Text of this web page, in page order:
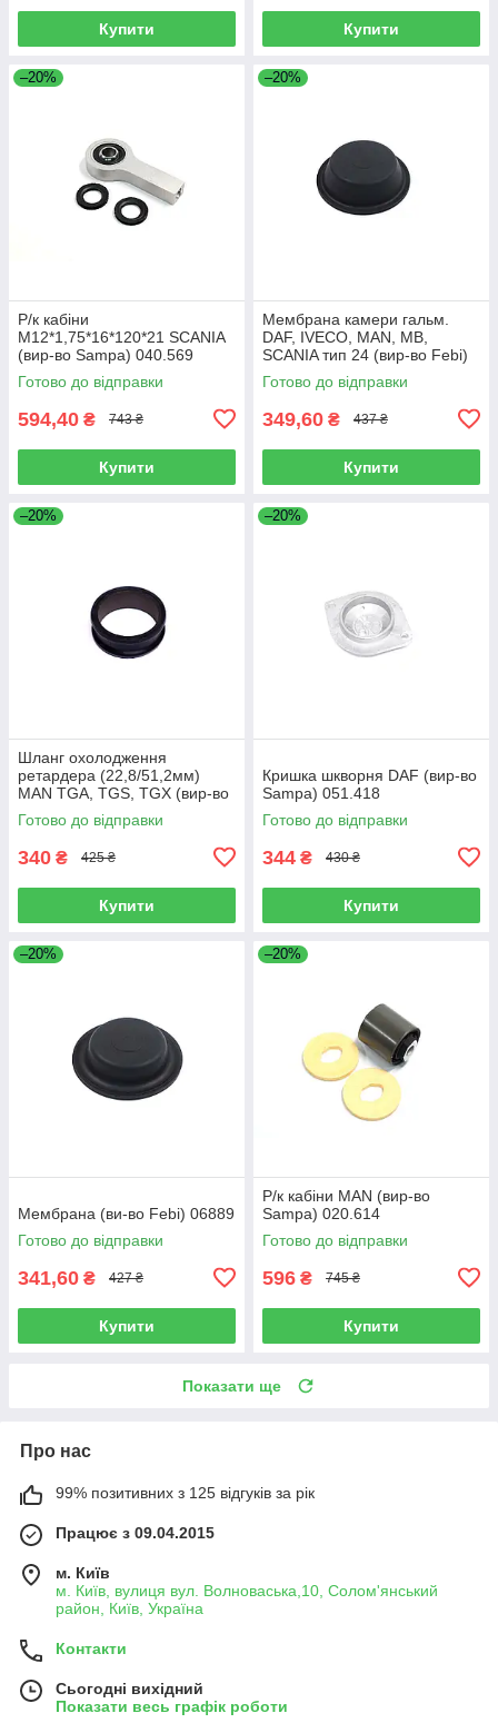
Купити Купити
–20%
Р/к кабіни
M12*1,75*16*120*21 SCANIA
(вир-во Sampa) 040.569
Готово до відправки
594,40 ₴ 743 ₴
Купити
–20%
Мембрана камери гальм.
DAF, IVECO, MAN, MB,
SCANIA тип 24 (вир-во Febi)
07103
Готово до відправки
349,60 ₴ 437 ₴
Купити
–20%
Шланг охолодження
ретардера (22,8/51,2мм)
MAN TGA, TGS, TGX (вир-во
Sampa) 023.258
Готово до відправки
340 ₴ 425 ₴
Купити
–20%
Кришка шкворня DAF (вир-во
Sampa) 051.418
Готово до відправки
344 ₴ 430 ₴
Купити
–20%
Мембрана (ви-во Febi) 06889
Готово до відправки
341,60 ₴ 427 ₴
Купити
–20%
Р/к кабіни MAN (вир-во
Sampa) 020.614
Готово до відправки
596 ₴ 745 ₴
Купити
Показати ще
Про нас
99% позитивних з 125 відгуків за рік
Працює з 09.04.2015
м. Київ
м. Київ, вулиця вул. Волноваська,10, Солом'янський
район, Київ, Україна
Контакти
Сьогодні вихідний
Показати весь графік роботи